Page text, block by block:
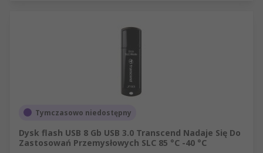
Tymczasowo niedostępny
Dysk flash USB 8 Gb USB 3.0 Transcend Nadaje Się Do
Zastosowań Przemysłowych SLC 85 °C -40 °C